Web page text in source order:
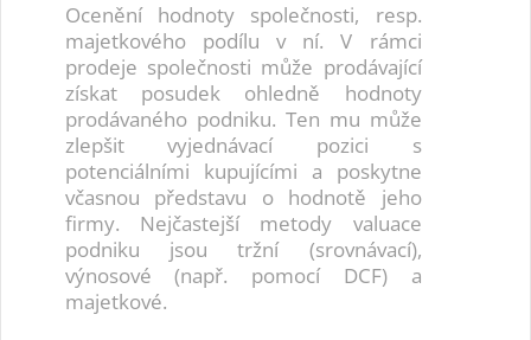
Ocenění hodnoty společnosti, resp.
majetkového podílu v ní. V rámci
prodeje společnosti může prodávající
získat posudek ohledně hodnoty
prodávaného podniku. Ten mu může
zlepšit vyjednávací pozici s
potenciálními kupujícími a poskytne
včasnou představu o hodnotě jeho
firmy. Nejčastejší metody valuace
podniku jsou tržní (srovnávací),
výnosové (např. pomocí DCF) a
majetkové.